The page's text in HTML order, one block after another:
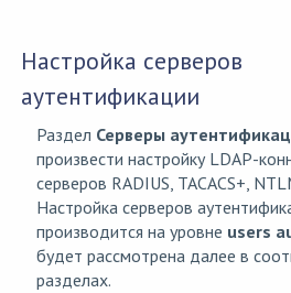
Настройка серверов
аутентификации
Раздел Серверы
произвести настройку LDAP-
серверов RADIUS, TACACS+,
Настройка серверов
производится на уровне users
будет рассмотрена далее в
разделах.